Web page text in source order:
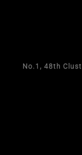
No.1, 48th